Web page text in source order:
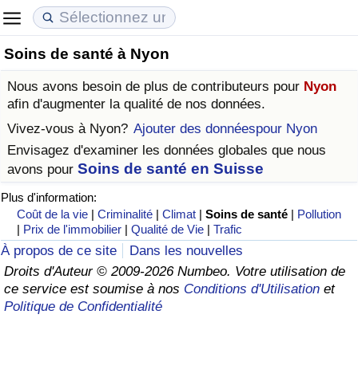
Soins de santé à Nyon
Nous avons besoin de plus de contributeurs pour Nyon
afin d'augmenter la qualité de nos données.
Vivez-vous à Nyon? Ajouter des donnéespour Nyon
Envisagez d'examiner les données globales que nous
avons pour Soins de santé en Suisse
Plus d'information:
Coût de la vie |Criminalité |Climat |Soins de santé | Pollution
| Prix de l'immobilier |Qualité de Vie |Trafic
À propos de ce site
Dans les nouvelles
Droits d'Auteur © 2009-2026 Numbeo. Votre utilisation de
ce service est soumise à nos Conditions d'Utilisation et
Politique de Confidentialité
Coût de la vie
Indice du Coût de la Vie (Actuel)
Indice du Coût de la Vie
Indice du coût de la vie par pays
à Akaba
Prix de l'immobilier
Indice des Prix de l'immobilier (Actuel)
Indice des Prix de l'immobilier
Indice des Prix de l'immobilier par Pays
Qualité de Vie
Indice de Qualité de Vie
Indice de Qualité de Vie (Actuel)
Indice de qualité de vie par pays
Criminalité
Indice de Criminalité (Actuel)
Indice de Criminalité